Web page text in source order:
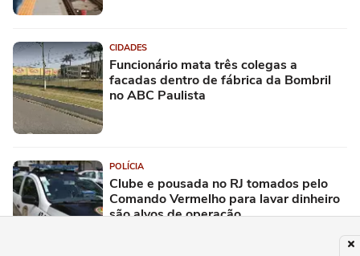
CIDADES
Funcionário mata três colegas a
facadas dentro de fábrica da Bombril
no ABC Paulista
POLÍCIA
Clube e pousada no RJ tomados pelo
Comando Vermelho para lavar dinheiro
são alvos de operação